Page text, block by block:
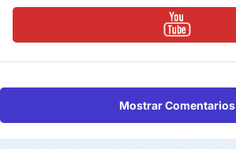
Mostrar Comentarios